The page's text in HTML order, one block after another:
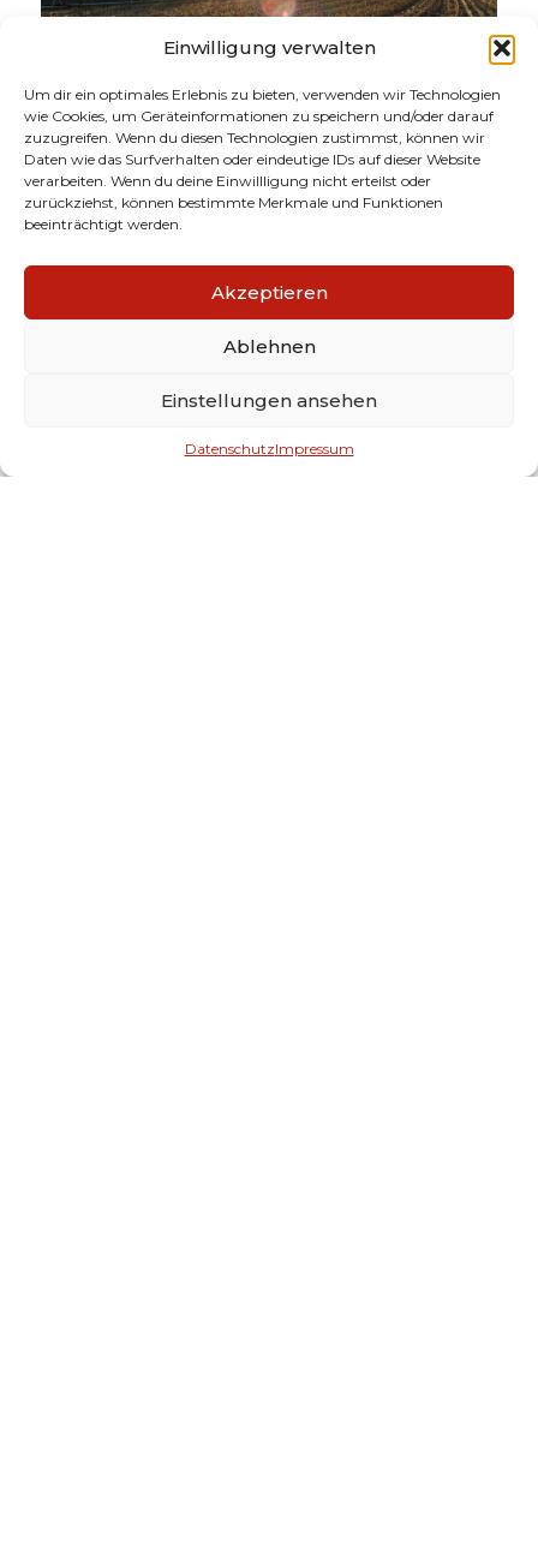
Einwilligung verwalten
Um dir ein optimales Erlebnis zu bieten, verwenden wir Technologien
wie Cookies, um Geräteinformationen zu speichern und/oder darauf
zuzugreifen. Wenn du diesen Technologien zustimmst, können wir
Daten wie das Surfverhalten oder eindeutige IDs auf dieser Website
verarbeiten. Wenn du deine Einwillligung nicht erteilst oder
zurückziehst, können bestimmte Merkmale und Funktionen
beeinträchtigt werden.
Akzeptieren
Ablehnen
Einstellungen ansehen
DatenschutzImpressum